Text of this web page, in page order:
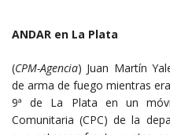
ANDAR en La Plata
(CPM-Agencia) Juan Martín
de arma de fuego mientras
9ª de La Plata en un
Comunitaria (CPC) de la